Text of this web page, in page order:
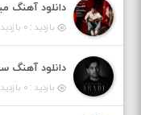
دانلود آهنگ
بازدید : ۰ بازدید بار /
دانلود آهنگ
بازدید : ۰ بازدید بار /